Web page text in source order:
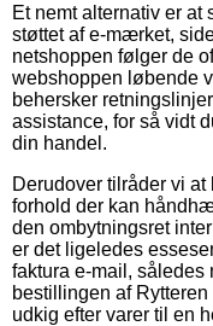
Et nemt alternativ er
støttet af e-mærket,
netshoppen følger de
webshoppen løbende
behersker
assistance, for så vidt
din handel.
Derudover tilråder vi
forhold der kan
den ombytningsret
er det ligeledes
faktura e-mail, således
bestillingen af
udkig efter varer til en